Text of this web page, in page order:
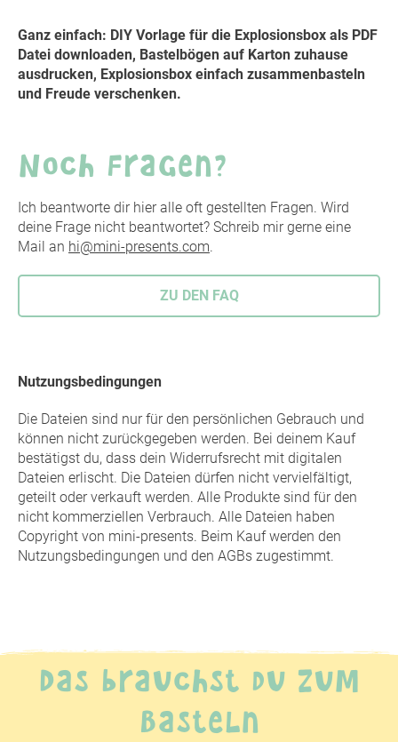
Ganz einfach: DIY Vorlage für die Explosionsbox als PDF
Datei downloaden, Bastelbögen auf Karton zuhause
ausdrucken, Explosionsbox einfach zusammenbasteln
und Freude verschenken.
Noch Fragen?
Ich beantworte dir hier alle oft gestellten Fragen. Wird
deine Frage nicht beantwortet? Schreib mir gerne eine
Mail an hi@mini-presents.com.
ZU DEN FAQ
Nutzungsbedingungen
Die Dateien sind nur für den persönlichen Gebrauch und
können nicht zurückgegeben werden. Bei deinem Kauf
bestätigst du, dass dein Widerrufsrecht mit digitalen
Dateien erlischt. Die Dateien dürfen nicht vervielfältigt,
geteilt oder verkauft werden. Alle Produkte sind für den
nicht kommerziellen Verbrauch. Alle Dateien haben
Copyright von mini-presents. Beim Kauf werden den
Nutzungsbedingungen und den AGBs zugestimmt.
Das brauchst du zum
Basteln